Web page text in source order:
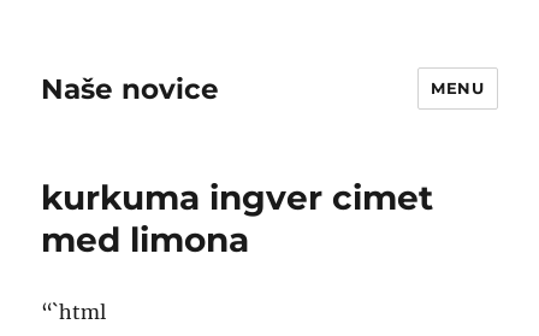
Naše novice MENU
kurkuma ingver cimet
med limona
“`html